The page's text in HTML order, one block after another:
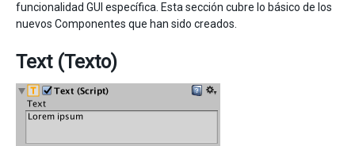
funcionalidad GUI específica. Esta sección cubre lo básico de los
nuevos Componentes que han sido creados.
Text (Texto)